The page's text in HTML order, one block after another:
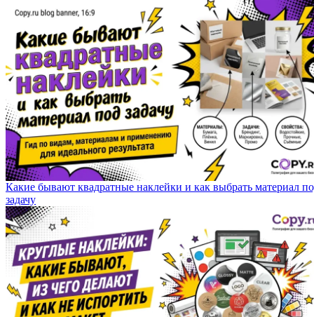
Какие бывают квадратные наклейки и как выбрать материал
задачу